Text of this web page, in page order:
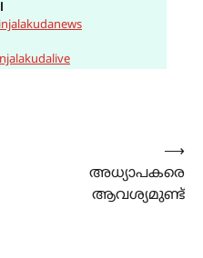
അധ്യാപകരെ
ആവശ്യമുണ്ട്
⟶